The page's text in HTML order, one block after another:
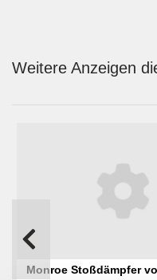
Weitere Anzeigen
Monroe Stoßdämpfer